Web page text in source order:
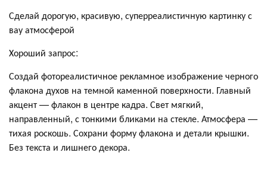
Сделай дорогую, красивую, суперреалистичную картинку с
вау атмосферой
Хороший запрос:
Создай фотореалистичное рекламное изображение черного
флакона духов на темной каменной поверхности. Главный
акцент — флакон в центре кадра. Свет мягкий,
направленный, с тонкими бликами на стекле. Атмосфера —
тихая роскошь. Сохрани форму флакона и детали крышки.
Без текста и лишнего декора.